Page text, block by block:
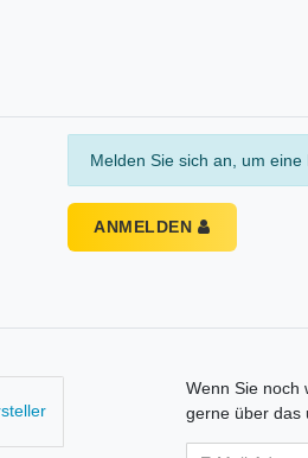
Melden Sie sich an, um
ANMELDEN
Wenn Sie noch
gerne über das